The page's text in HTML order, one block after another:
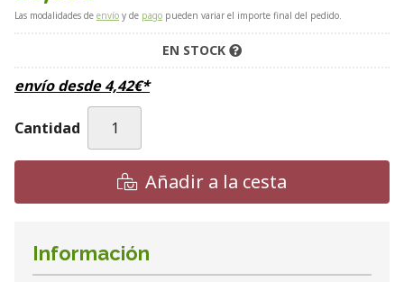
Las modalidades de envío y de pago pueden variar el importe final del pedido.
EN STOCK
envío desde4,42€*
Cantidad
Añadir a la cesta
Información